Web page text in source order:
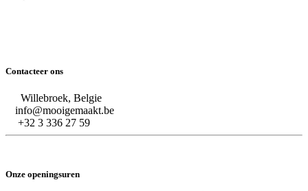
Contacteer ons
Willebroek, Belgie
info@mooigemaakt.be
+32 3 336 27 59
Onze openingsuren